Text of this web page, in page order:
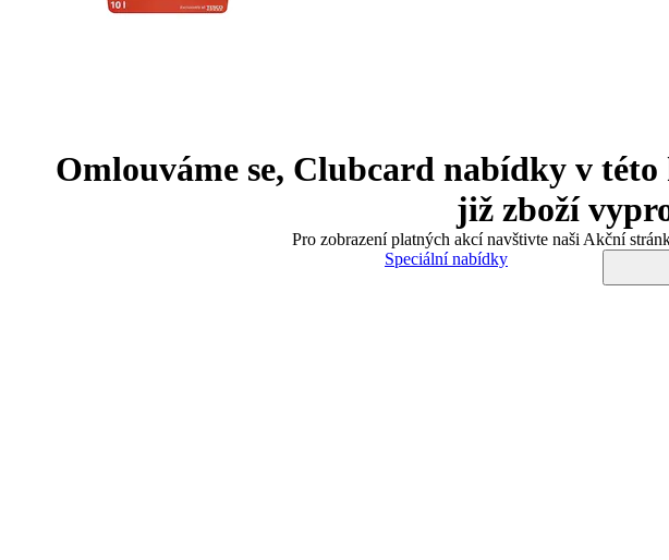
Omlouváme se, Clubcard nabídky v
již zboží
Pro zobrazení platných akcí navštivte naši Akční
Speciální nabídky